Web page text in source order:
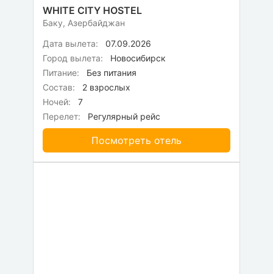
WHITE CITY HOSTEL
Баку, Азербайджан
Дата вылета:
07.09.2026
Город вылета:
Новосибирск
Питание:
Без питания
Состав:
2 взрослых
Ночей:
7
Перелет:
Регулярный рейс
Посмотреть отель